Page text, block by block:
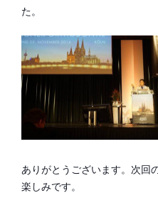
た。
ありがとうございます。次回
楽しみです。